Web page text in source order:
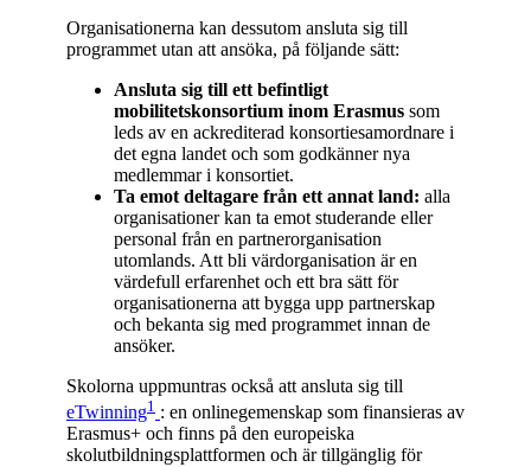
Organisationerna kan dessutom ansluta sig till
programmet utan att ansöka, på följande sätt:
Ansluta sig till ett befintligt
mobilitetskonsortium inom Erasmus som
leds av en ackrediterad konsortiesamordnare i
det egna landet och som godkänner nya
medlemmar i konsortiet.
Ta emot deltagare från ett annat land: alla
organisationer kan ta emot studerande eller
personal från en partnerorganisation
utomlands. Att bli värdorganisation är en
värdefull erfarenhet och ett bra sätt för
organisationerna att bygga upp partnerskap
och bekanta sig med programmet innan de
ansöker.
Skolorna uppmuntras också att ansluta sig till
eTwinning1 : en onlinegemenskap som finansieras av
Erasmus+ och finns på den europeiska
skolutbildningsplattformen och är tillgänglig för